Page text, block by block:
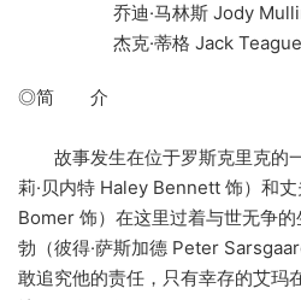
乔迪·马林斯 Jody
杰克·蒂格 Jack Teague
◎简 介
故事发生在位于罗斯克里克的
莉·贝内特 Haley Bennett 饰）和
Bomer 饰）在这里过着与世无争
勃（彼得·萨斯加德 Peter
敢追究他的责任，只有幸存的艾玛